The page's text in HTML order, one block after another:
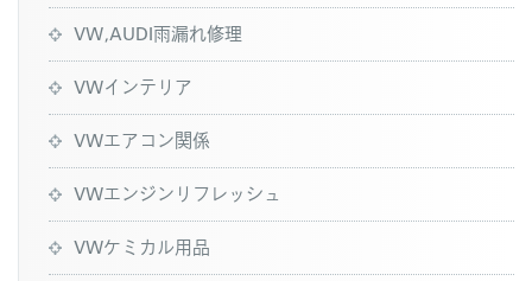
VW,AUDI雨漏れ修理
VWインテリア
VWエアコン関係
VWエンジンリフレッシュ
VWケミカル用品